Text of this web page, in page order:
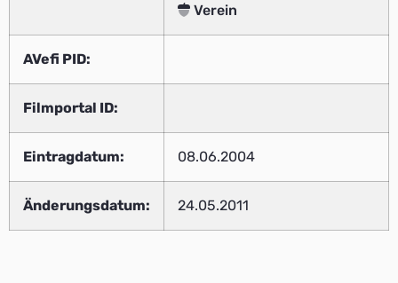
Verein
AVefi PID:
Filmportal ID:
Eintragdatum: 08.06.2004
Änderungsdatum: 24.05.2011